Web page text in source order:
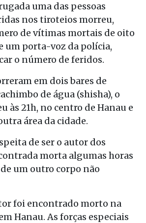
uma das pessoas
nos tiroteios morreu,
de vítimas mortais de oito
um porta-voz da polícia,
o número de feridos.
em dois bares de
de água (shisha), o
às 21h, no centro de Hanau e
área da cidade.
de ser o autor dos
morta algumas horas
um outro corpo não
foi encontrado morto na
Hanau. As forças especiais